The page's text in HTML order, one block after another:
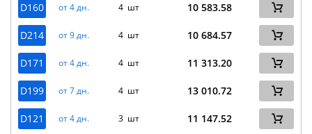
D160 от 4 дн. 4 шт 10 583.58
D214 от 9 дн. 4 шт 10 684.57
D171 от 4 дн. 4 шт 11 313.20
D199 от 7 дн. 4 шт 13 010.72
D121 от 4 дн. 3 шт 11 147.52